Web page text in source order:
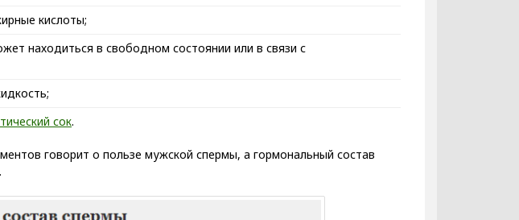
кислоты;
находиться в свободном состоянии или в связи с
сок.
говорит о пользе мужской спермы, а гормональный состав